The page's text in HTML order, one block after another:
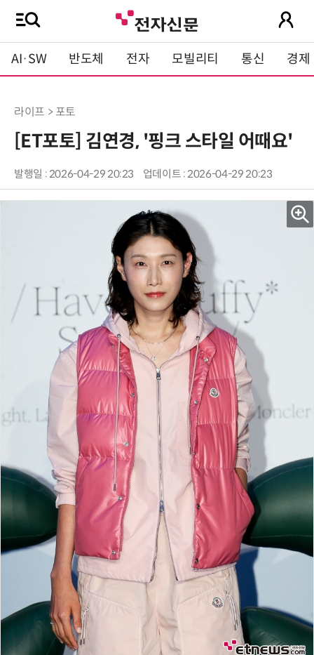
AI·SW 반도체 전자 모빌리티 통신 경제
라이프 > 포토
[ET포토] 김연경, '핑크 스타일 어때요'
발행일 : 2026-04-29 20:23 업데이트 : 2026-04-29 20:23